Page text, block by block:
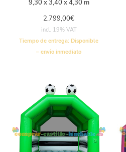
9,30 x 3,40 x 4,30 m
2.799,00€
incl. 19% VAT
Tiempo de entrega: Disponible
– envío inmediato